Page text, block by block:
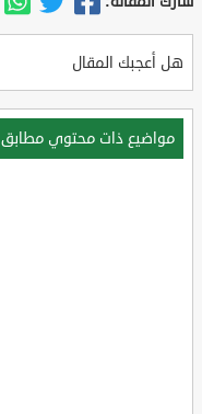
هل أعجبك المقال
مواضيع ذات محتوي مطابق